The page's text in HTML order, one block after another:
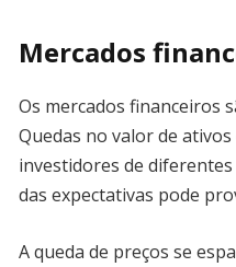
Mercados
Os mercados financeiros
Quedas no valor de
investidores de
das expectativas pode
A queda de preços se